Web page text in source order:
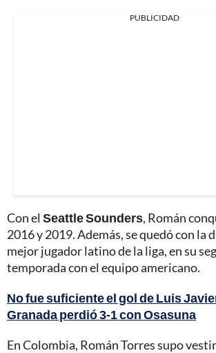
PUBLICIDAD
Con el Seattle Sounders, Román
2016 y 2019. Además, se quedó con la
mejor jugador latino de la liga, en su
temporada con el equipo americano.
No fue suficiente el gol de Luis
Granada perdió 3-1 con Osasuna
En Colombia, Román Torres supo